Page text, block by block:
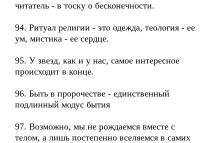
читатель - в тоску о бесконечности.
94. Ритуал религии - это одежда, теология - ее
ум, мистика - ее сердце.
95. У звезд, как и у нас, самое интересное
происходит в конце.
96. Быть в пророчестве - единственный
подлинный модус бытия
97. Возможно, мы не рождаемся вместе с
телом, а лишь постепенно вселяемся в самих